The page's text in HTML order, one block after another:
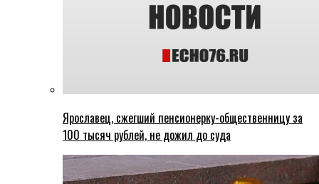
Ярославец, сжегший пенсионерку-общественницу за
100 тысяч рублей, не дожил до суда